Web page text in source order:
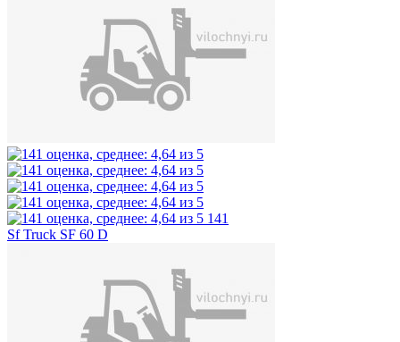
141
Sf Truck SF 60 D